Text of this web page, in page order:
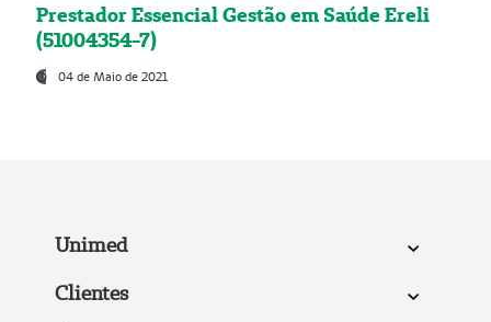
Prestador Essencial Gestão em Saúde Ereli
(51004354-7)
04 de Maio de 2021
Unimed
Clientes